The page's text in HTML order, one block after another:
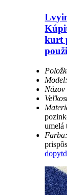
kurt
Model:
Názov
umelá
Farba:
dopyt